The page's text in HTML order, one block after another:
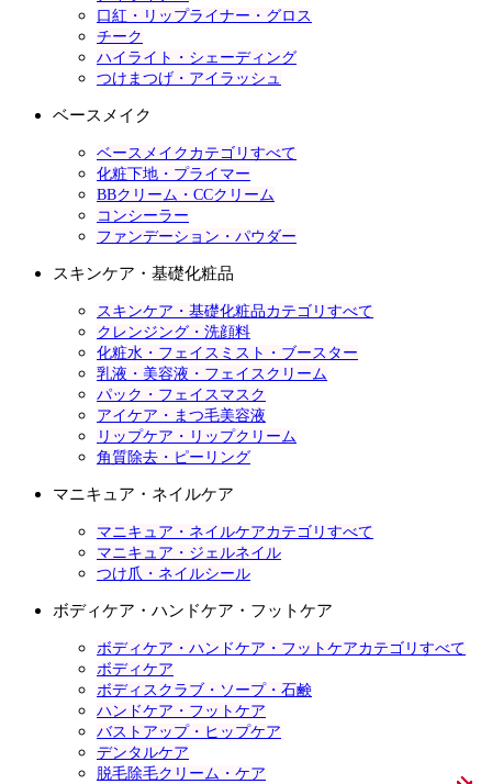
口紅・リップライナー・グロス
チーク
ハイライト・シェーディング
つけまつげ・アイラッシュ
ベースメイク
ベースメイクカテゴリすべて
化粧下地・プライマー
BBクリーム・CCクリーム
コンシーラー
ファンデーション・パウダー
スキンケア・基礎化粧品
スキンケア・基礎化粧品カテゴリすべて
クレンジング・洗顔料
化粧水・フェイスミスト・ブースター
乳液・美容液・フェイスクリーム
パック・フェイスマスク
アイケア・まつ毛美容液
リップケア・リップクリーム
角質除去・ピーリング
マニキュア・ネイルケア
マニキュア・ネイルケアカテゴリすべて
マニキュア・ジェルネイル
つけ爪・ネイルシール
ボディケア・ハンドケア・フットケア
ボディケア・ハンドケア・フットケアカテゴリすべて
ボディケア
ボディスクラブ・ソープ・石鹸
ハンドケア・フットケア
バストアップ・ヒップケア
デンタルケア
脱毛除毛クリーム・ケア